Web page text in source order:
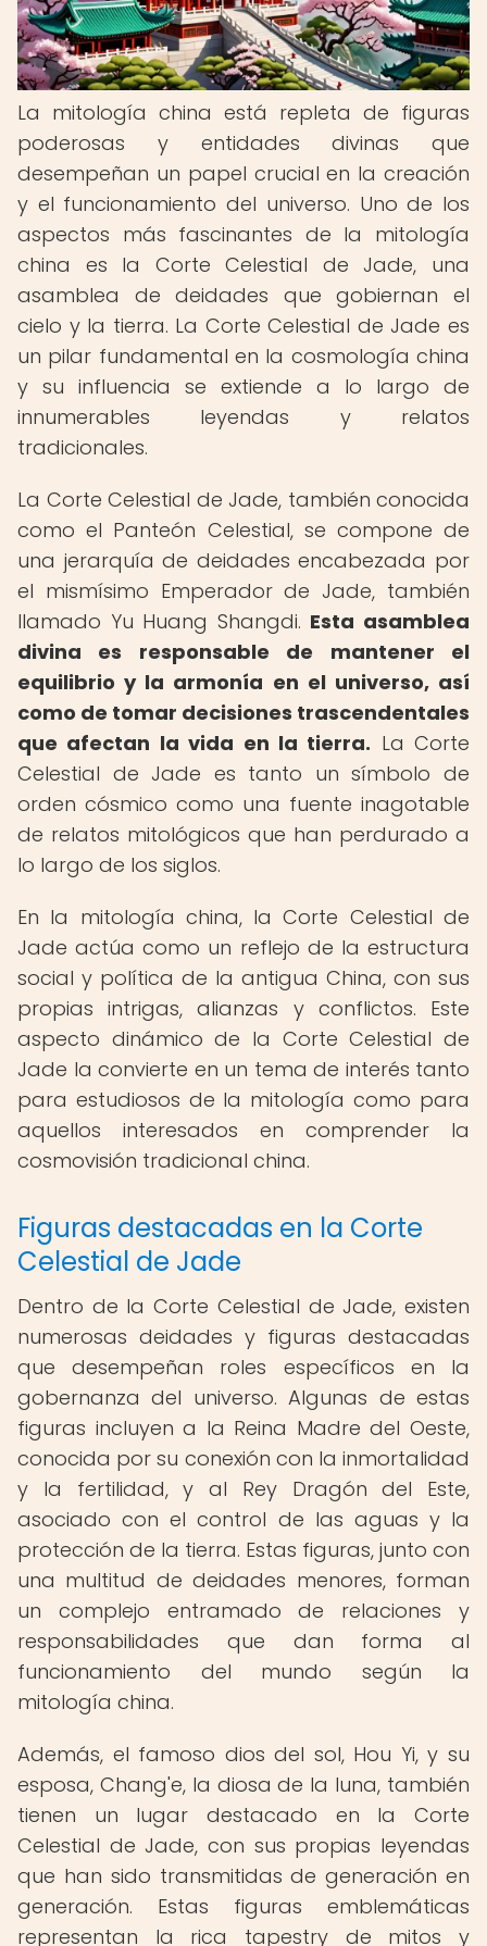
La mitología china está repleta de figuras
poderosas y entidades divinas que
desempeñan un papel crucial en la creación
y el funcionamiento del universo. Uno de los
aspectos más fascinantes de la mitología
china es la Corte Celestial de Jade, una
asamblea de deidades que gobiernan el
cielo y la tierra. La Corte Celestial de Jade es
un pilar fundamental en la cosmología china
y su influencia se extiende a lo largo de
innumerables leyendas y relatos
tradicionales.
La Corte Celestial de Jade, también conocida
como el Panteón Celestial, se compone de
una jerarquía de deidades encabezada por
el mismísimo Emperador de Jade, también
llamado Yu Huang Shangdi. Esta asamblea
divina es responsable de mantener el
equilibrio y la armonía en el universo, así
como de tomar decisiones trascendentales
que afectan la vida en la tierra. La Corte
Celestial de Jade es tanto un símbolo de
orden cósmico como una fuente inagotable
de relatos mitológicos que han perdurado a
lo largo de los siglos.
En la mitología china, la Corte Celestial de
Jade actúa como un reflejo de la estructura
social y política de la antigua China, con sus
propias intrigas, alianzas y conflictos. Este
aspecto dinámico de la Corte Celestial de
Jade la convierte en un tema de interés tanto
para estudiosos de la mitología como para
aquellos interesados en comprender la
cosmovisión tradicional china.
Figuras destacadas en la Corte
Celestial de Jade
Dentro de la Corte Celestial de Jade, existen
numerosas deidades y figuras destacadas
que desempeñan roles específicos en la
gobernanza del universo. Algunas de estas
figuras incluyen a la Reina Madre del Oeste,
conocida por su conexión con la inmortalidad
y la fertilidad, y al Rey Dragón del Este,
asociado con el control de las aguas y la
protección de la tierra. Estas figuras, junto con
una multitud de deidades menores, forman
un complejo entramado de relaciones y
responsabilidades que dan forma al
funcionamiento del mundo según la
mitología china.
Además, el famoso dios del sol, Hou Yi, y su
esposa, Chang'e, la diosa de la luna, también
tienen un lugar destacado en la Corte
Celestial de Jade, con sus propias leyendas
que han sido transmitidas de generación en
generación. Estas figuras emblemáticas
representan la rica tapestry de mitos y